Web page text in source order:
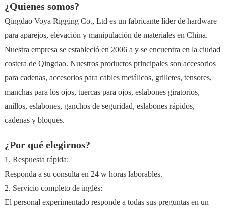
¿Quienes somos?
Qingdao Voya Rigging Co., Ltd es un fabricante líder de hardware
para aparejos, elevación y manipulación de materiales en China.
Nuestra empresa se estableció en 2006 a y se encuentra en la ciudad
costera de Qingdao. Nuestros productos principales son accesorios
para cadenas, accesorios para cables metálicos, grilletes, tensores,
manchas para los ojos, tuercas para ojos, eslabones giratorios,
anillos, eslabones, ganchos de seguridad, eslabones rápidos,
cadenas y bloques.
¿Por qué elegirnos?
1. Respuesta rápida:
Responda a su consulta en 24 w horas laborables.
2. Servicio completo de inglés:
El personal experimentado responde a todas sus preguntas en un